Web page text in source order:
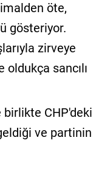
öte,
gösteriyor.
zirveye
sancılı
CHP'deki
ve partinin